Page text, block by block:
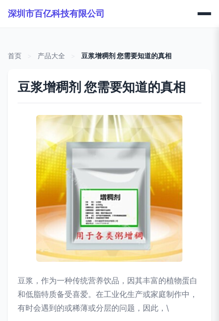
深圳市百亿科技有限公司
首页 产品大全 豆浆增稠剂 您需要知道的真相
豆浆增稠剂 您需要知道的真相
豆浆，作为一种传统营养饮品，因其丰富的植物蛋白
和低脂特质备受喜爱。在工业化生产或家庭制作中，
有时会遇到的或稀薄或分层的问题，因此，\